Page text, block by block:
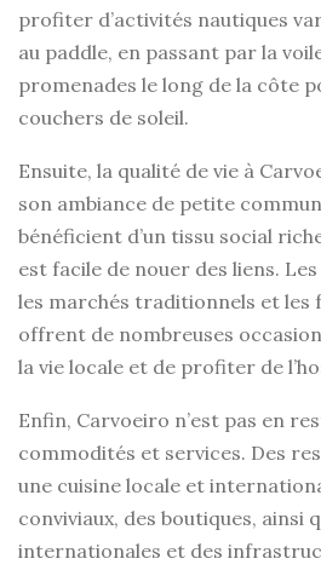
profiter d’activités nautiques
au paddle, en passant par la
promenades le long de la côte
couchers de soleil.
Ensuite, la qualité de vie à
son ambiance de petite
bénéficient d’un tissu social
est facile de nouer des liens.
les marchés traditionnels et les
offrent de nombreuses
la vie locale et de profiter de
Enfin, Carvoeiro n’est pas en
commodités et services. Des
une cuisine locale et
conviviaux, des boutiques, ainsi
internationales et des